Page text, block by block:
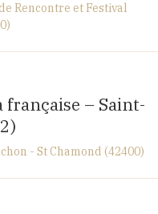
Rencontre et Festival
française – Saint-
- St Chamond (42400)